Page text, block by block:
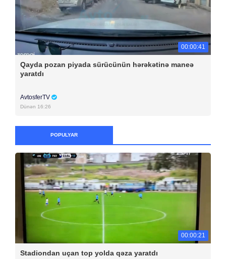
00:00:41
Qayda pozan piyada sürücünün hərəkətinə maneə
yaratdı
AvtosferTV
Dünən 16:26
POPULYAR
00:00:21
Stadiondan uçan top yolda qəza yaratdı